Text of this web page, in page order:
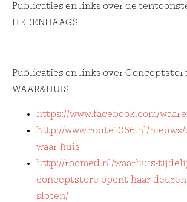
Publicaties en links over de
HEDENHAAGS
Publicaties en links over
WAAR&HUIS
https://www.facebook.com/
http://www.route1066.nl/
waar-huis
http://roomed.nl/waarhuis-
conceptstore-opent-haar-
sloten/